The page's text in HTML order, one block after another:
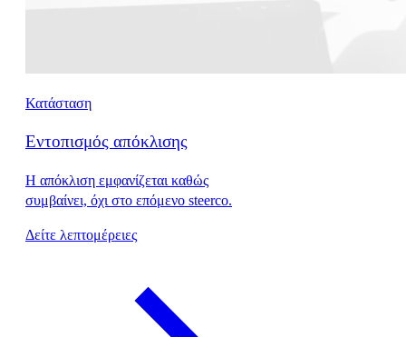
Κατάσταση
Εντοπισμός απόκλισης
Η απόκλιση εμφανίζεται καθώς
συμβαίνει, όχι στο επόμενο steerco.
Δείτε λεπτομέρειες